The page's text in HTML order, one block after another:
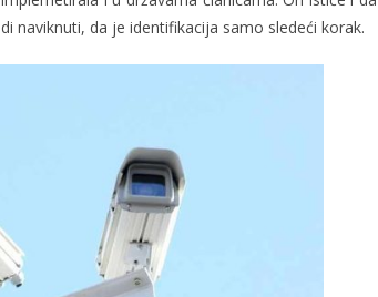
naviknuti, da je identifikacija samo sledeći korak.